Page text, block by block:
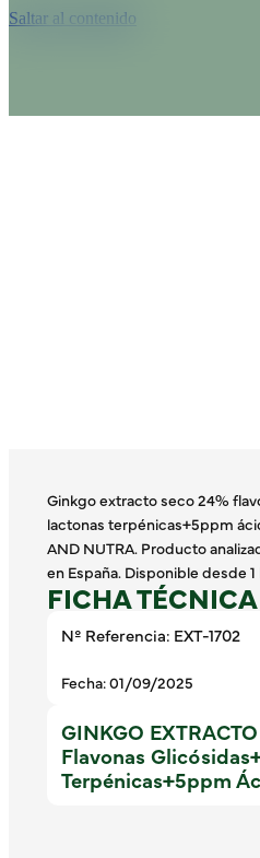
Saltar al contenido
Ginkgo extracto seco 24%
lactonas terpénicas+5ppm
AND NUTRA. Producto
en España. Disponible desde
FICHA TÉCNICA
Nº Referencia: EXT-1702
Fecha: 01/09/2025
GINKGO
Flavonas
Terpénicas+5ppm